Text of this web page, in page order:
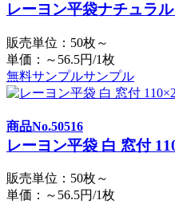
レーヨン平袋ナチュラ
販売単位：50枚～
単価：～56.5円/1枚
無料サンプルサンプル
商品No.50516
レーヨン平袋 白 窓付
販売単位：50枚～
単価：～56.5円/1枚